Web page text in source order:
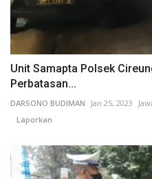
Unit Samapta Polsek
Perbatasan...
DARSONO BUDIMAN Jan 25, 2023
Laporkan